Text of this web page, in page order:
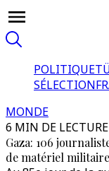
POLITIQUE
SÉLECTION
MONDE
6 MIN DE LECTURE
Gaza: 106
de matériel